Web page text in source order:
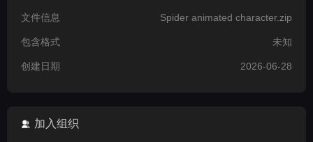
文件信息 Spider animated character.zip
包含格式 未知
创建日期 2026-06-28
加入组织